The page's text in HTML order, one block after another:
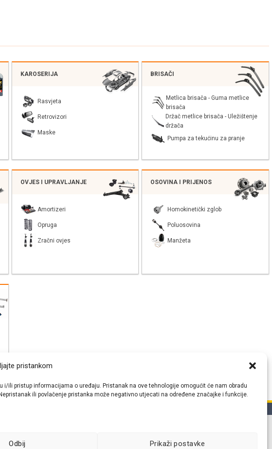
pristankom
ili pristup informacijama o uređaju. Pristanak na ove tehnologije omogućit će nam obradu
ili povlačenje pristanka može negativno utjecati na određene značajke i funkcije.
Odbij Prikaži postavke
KAROSERIJA
Rasvjeta
Retrovizori
Maske
BRISAČI
Metlica brisača - Guma metlice
brisača
Držač metlice brisača - Uležištenje
držača
Pumpa za tekućinu za pranje
OVJES I UPRAVLJANJE
Amortizeri
Opruga
Zračni ovjes
OSOVINA I PRIJENOS
Homokinetički zglob
Poluosovina
Manžeta
i priznatih
teretnih vozila.